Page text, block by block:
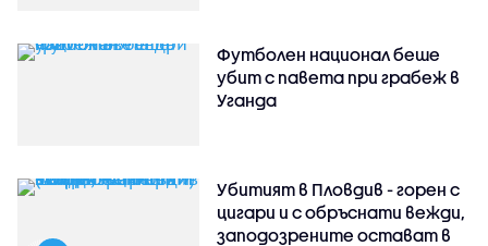
Футболен национал беше
убит с павета при грабеж в
Уганда
Убитият в Пловдив - горен с
цигари и с обръснати вежди,
заподозрените остават в